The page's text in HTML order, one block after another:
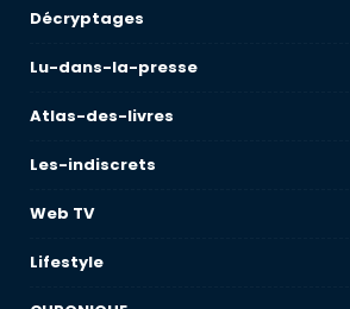
Décryptages
Lu-dans-la-presse
Atlas-des-livres
Les-indiscrets
Web TV
Lifestyle